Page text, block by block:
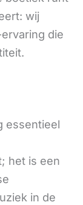
wij
die
essentieel
het is een
in de